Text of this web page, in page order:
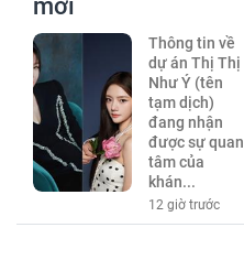
mới
Thông tin về
dự án Thị Thị
Như Ý (tên
tạm dịch)
đang nhận
được sự quan
tâm của
khán...
12 giờ trước